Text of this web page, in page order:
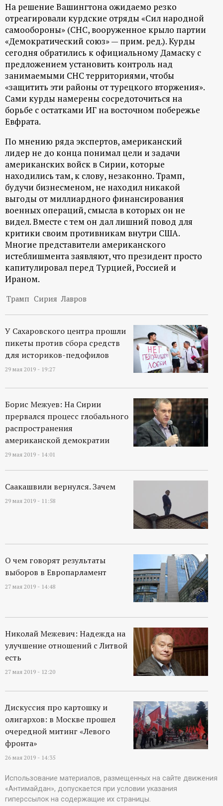
На решение Вашингтона ожидаемо резко
отреагировали курдские отряды «Сил народной
самообороны» (СНС, вооруженное крыло партии
«Демократический союз» — прим. ред.). Курды
сегодня обратились к официальному Дамаску с
предложением установить контроль над
занимаемыми СНС территориями, чтобы
«защитить эти районы от турецкого вторжения».
Сами курды намерены сосредоточиться на
борьбе с остатками ИГ на восточном побережье
Евфрата.
По мнению ряда экспертов, американский
лидер не до конца понимал цели и задачи
американских войск в Сирии, которые
находились там, к слову, незаконно. Трамп,
будучи бизнесменом, не находил никакой
выгоды от миллиардного финансирования
военных операций, смысла в которых он не
видел. Вместе с тем он дал лишний повод для
критики своим противникам внутри США.
Многие представители американского
истеблишмента заявляют, что президент просто
капитулировал перед Турцией, Россией и
Ираном.
Трамп Сирия Лавров
У Сахаровского центра прошли
пикеты против сбора средств
для историков-педофилов
29 мая 2019 - 19:27
Борис Межуев: На Сирии
прервался процесс глобального
распространения
американской демократии
29 мая 2019 - 14:01
Саакашвили вернулся. Зачем
29 мая 2019 - 11:58
О чем говорят результаты
выборов в Европарламент
27 мая 2019 - 14:48
Николай Межевич: Надежда на
улучшение отношений с Литвой
есть
27 мая 2019 - 12:20
Дискуссия про картошку и
олигархов: в Москве прошел
очередной митинг «Левого
фронта»
26 мая 2019 - 14:35
Использование материалов, размещенных на сайте движения
«Антимайдан», допускается при условии указания
гиперссылок на содержащие их страницы.